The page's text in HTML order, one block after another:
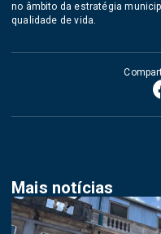
no âmbito da estratégia
qualidade de vida.
Mais notícias